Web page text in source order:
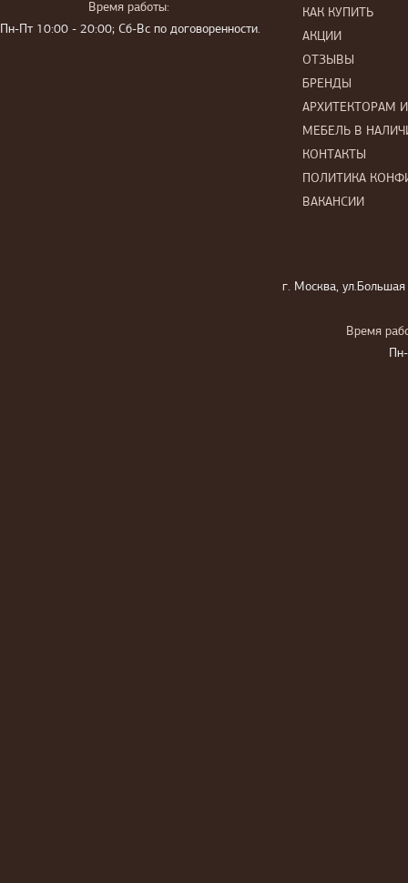
Время работы:
Пн-Пт 10:00 - 20:00; Сб-Вс по договоренности.
КАК КУПИТЬ
АКЦИИ
ОТЗЫВЫ
БРЕНДЫ
АРХИТЕКТОРАМ
МЕБЕЛЬ В
КОНТАКТЫ
ПОЛИТИКА
ВАКАНСИИ
г. Москва,
Время